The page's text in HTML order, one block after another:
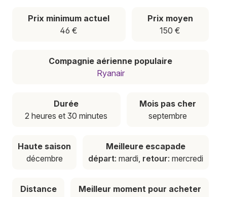
Prix minimum actuel
46 €
Prix moyen
150 €
Compagnie aérienne populaire
Ryanair
Durée
2 heures et 30 minutes
Mois pas cher
septembre
Haute saison
décembre
Meilleure escapade
départ: mardi, retour: mercredi
Distance
Meilleur moment pour acheter